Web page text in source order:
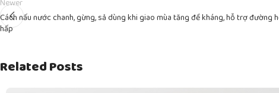
Newer
Cách nấu nước chanh, gừng, sả dùng khi giao mùa tăng đề kháng, hỗ trợ đường
hấp
Related Posts